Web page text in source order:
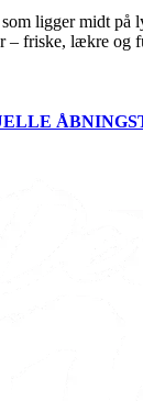
ligger midt på
– friske, lækre og